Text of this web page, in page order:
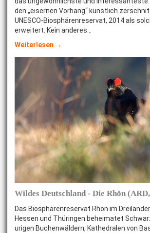
den „eisernen Vorhang“ künstlich
UNESCO-Biosphärenreservat, 2014 als
erweitert. Kein anderes…
Weiterlesen →
Wildes Deutschland - Die Rhön
Das Biosphärenreservat Rhön im
Hessen und Thüringen beheimatet
urigen Buchenwäldern, Kathedralen von